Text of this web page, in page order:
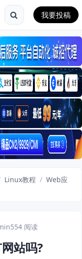
我要投稿
Linux教程 / Web应
554 阅读
站吗?